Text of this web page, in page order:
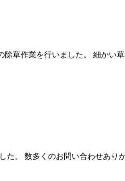
作業を行いました。 細かい
。 数多くのお問い合わせあり